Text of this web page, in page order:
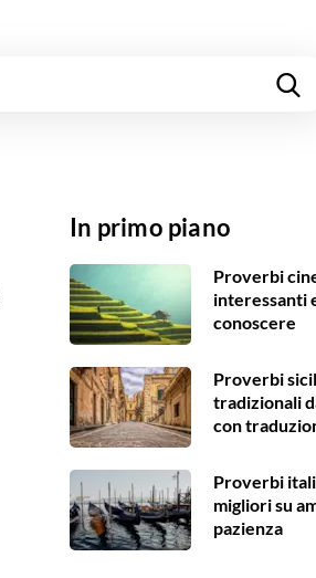
In primo piano
Proverbi
interessanti
conoscere
Proverbi
tradizionali
con
Proverbi
migliori su
pazienza